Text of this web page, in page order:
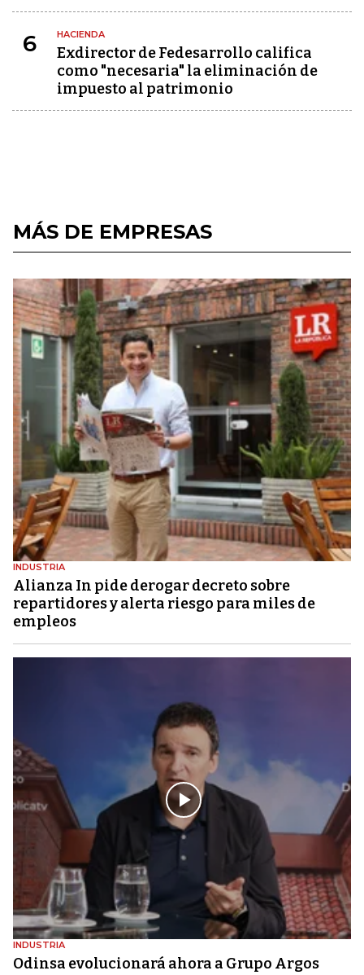
6 HACIENDA
Exdirector de Fedesarrollo califica
como "necesaria" la eliminación de
impuesto al patrimonio
MÁS DE EMPRESAS
INDUSTRIA
Alianza In pide derogar decreto sobre
repartidores y alerta riesgo para miles de
empleos
INDUSTRIA
Odinsa evolucionará ahora a Grupo Argos